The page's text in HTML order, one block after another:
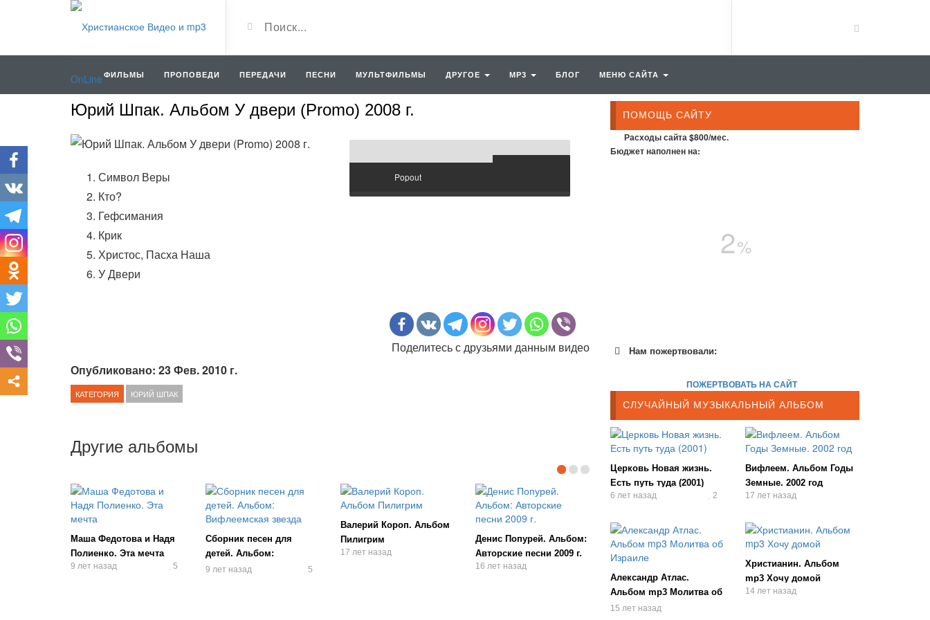
ФИЛЬМЫ ПРОПОВЕДИ ПЕРЕДАЧИ ПЕСНИ МУЛЬТФИЛЬМЫ ДРУГОЕ MP3 БЛОГ МЕНЮ САЙТА
Юрий Шпак. Альбом У двери (Promo) 2008 г.
Символ Веры
Кто?
Гефсимания
Крик
Христос, Пасха Наша
У Двери
Popout
Поделитесь с друзьями данным видео
Опубликовано: 23 Фев. 2010 г.
КАТЕГОРИЯ ЮРИЙ ШПАК
Другие альбомы
Маша Федотова и Надя
Полиенко. Эта мечта
9 лет назад 5
Сборник песен для
детей. Альбом:
Вифлеемская звезда
9 лет назад 5
Валерий Короп. Альбом
Пилигрим
17 лет назад
Денис Попурей. Альбом:
Авторские песни 2009 г.
16 лет назад
ПОМОЩЬ САЙТУ
Расходы сайта $800/мес.
Бюджет наполнен на:
2%
Нам пожертвовали:
ПОЖЕРТВОВАТЬ НА САЙТ
СЛУЧАЙНЫЙ МУЗЫКАЛЬНЫЙ АЛЬБОМ
Церковь Новая жизнь.
Есть путь туда (2001)
6 лет назад 2
Вифлеем. Альбом Годы
Земные. 2002 год
17 лет назад
Александр Атлас.
Альбом mp3 Молитва об
Израиле
15 лет назад
Христианин. Альбом
mp3 Хочу домой
14 лет назад